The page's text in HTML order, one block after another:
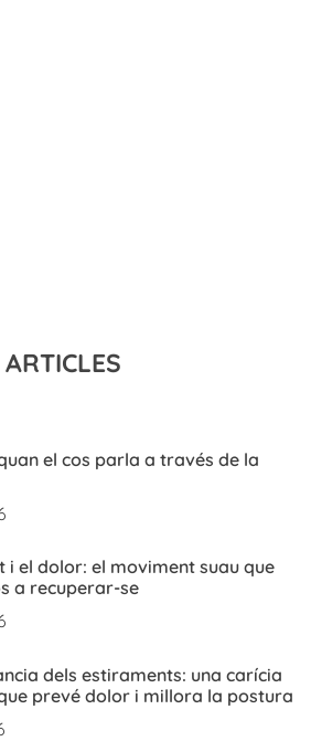
el cos parla a través de la
i el dolor: el moviment suau que
a recuperar-se
dels estiraments: una carícia
prevé dolor i millora la postura